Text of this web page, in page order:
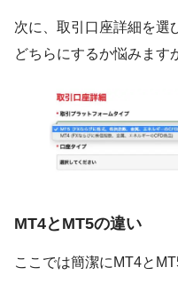
次に、取引口座詳細を選
どちらにするか悩みます
MT4とMT5の違い
ここでは簡潔にMT4と